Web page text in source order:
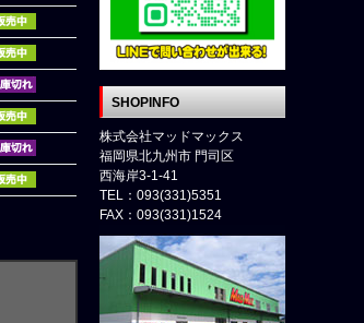
SHOPINFO
株式会社マッドマックス
福岡県北九州市 門司区
西海岸3-1-41
TEL：093(331)5351
FAX：093(331)1524